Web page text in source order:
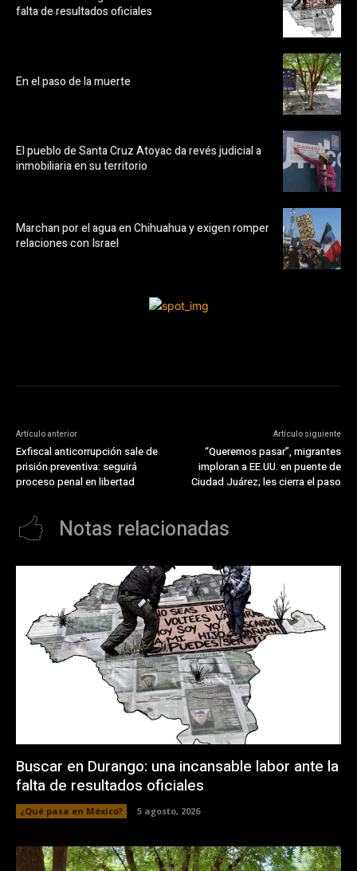
falta de resultados oficiales
En el paso de la muerte
El pueblo de Santa Cruz Atoyac da revés judicial a
inmobiliaria en su territorio
Marchan por el agua en Chihuahua y exigen romper
relaciones con Israel
Artículo anterior
Exfiscal anticorrupción sale de
prisión preventiva: seguirá
proceso penal en libertad
Artículo siguiente
“Queremos pasar”, migrantes
imploran a EE.UU. en puente de
Ciudad Juárez; les cierra el paso
Notas relacionadas
Buscar en Durango: una incansable labor ante la
falta de resultados oficiales
¿Qué pasa en México? 5 agosto, 2026